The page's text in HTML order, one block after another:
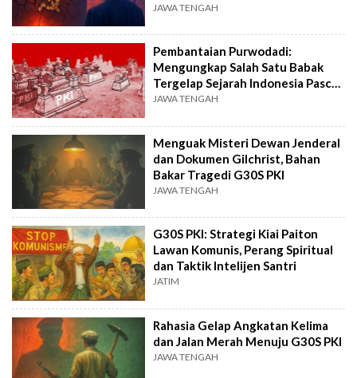
JAWA TENGAH
Pembantaian Purwodadi:
Mengungkap Salah Satu Babak
Tergelap Sejarah Indonesia Pasca-
G30S PKI
JAWA TENGAH
Menguak Misteri Dewan Jenderal
dan Dokumen Gilchrist, Bahan
Bakar Tragedi G30S PKI
JAWA TENGAH
G30S PKI: Strategi Kiai Paiton
Lawan Komunis, Perang Spiritual
dan Taktik Intelijen Santri
JATIM
Rahasia Gelap Angkatan Kelima
dan Jalan Merah Menuju G30S PKI
JAWA TENGAH